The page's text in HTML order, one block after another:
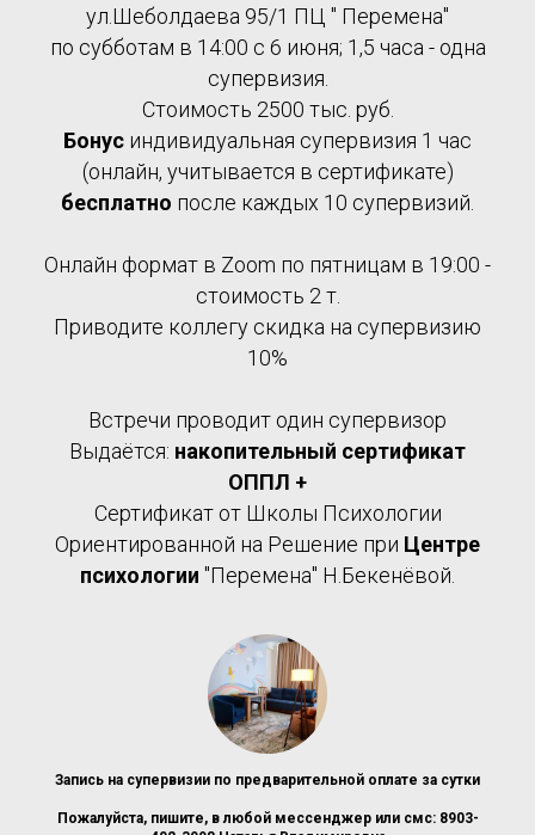
ул.Шеболдаева 95/1 ПЦ " Перемена"
по субботам в 14:00 с 6 июня; 1,5 часа - одна
супервизия.
Стоимость 2500 тыс. руб.
Бонус индивидуальная супервизия 1 час
(онлайн, учитывается в сертификате)
бесплатно после каждых 10 супервизий.
Онлайн формат в Zoom по пятницам в 19:00 -
стоимость 2 т.
Приводите коллегу скидка на супервизию
10%
Встречи проводит один супервизор
Выдаётся: накопительный сертификат
ОППЛ +
Сертификат от Школы Психологии
Ориентированной на Решение при Центре
психологии "Перемена" Н.Бекенёвой.
Запись на супервизии по предварительной оплате за сутки
Пожалуйста, пишите, в любой мессенджер или смс: 8903-